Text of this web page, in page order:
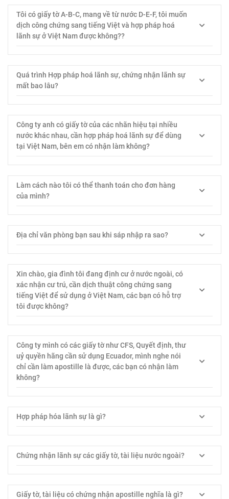
Tôi có giấy tờ A-B-C, mang về từ nước D-E-F, tôi muốn
dịch công chứng sang tiếng Việt và hợp pháp hoá
lãnh sự ở Việt Nam được không??
Quá trình Hợp pháp hoá lãnh sự, chứng nhận lãnh sự
mất bao lâu?
Công ty anh có giấy tờ của các nhãn hiệu tại nhiều
nước khác nhau, cần hợp pháp hoá lãnh sự để dùng
tại Việt Nam, bên em có nhận làm không?
Làm cách nào tôi có thể thanh toán cho đơn hàng
của mình?
Địa chỉ văn phòng bạn sau khi sáp nhập ra sao?
Xin chào, gia đình tôi đang định cư ở nước ngoài, có
xác nhận cư trú, cần dịch thuật công chứng sang
tiếng Việt để sử dụng ở Việt Nam, các bạn có hỗ trợ
tôi được không?
Công ty mình có các giấy tờ như CFS, Quyết định, thư
uỷ quyền hãng cần sử dụng Ecuador, mình nghe nói
chỉ cần làm apostille là được, các bạn có nhận làm
không?
Hợp pháp hóa lãnh sự là gì?
Chứng nhận lãnh sự các giấy tờ, tài liệu nước ngoài?
Giấy tờ, tài liệu có chứng nhận apostille nghĩa là gì?